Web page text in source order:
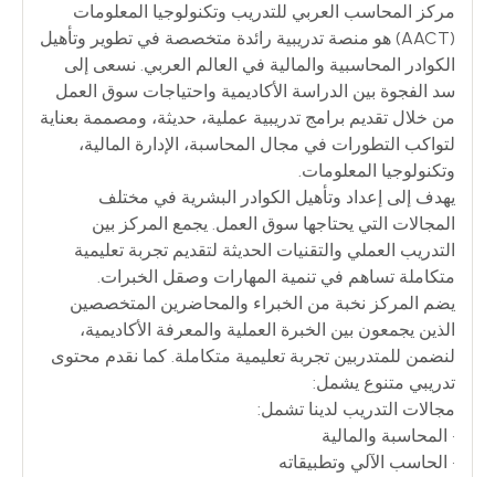
مركز المحاسب العربي للتدريب وتكنولوجيا المعلومات
(AACT) هو منصة تدريبية رائدة متخصصة في تطوير وتأهيل
الكوادر المحاسبية والمالية في العالم العربي. نسعى إلى
سد الفجوة بين الدراسة الأكاديمية واحتياجات سوق العمل
من خلال تقديم برامج تدريبية عملية، حديثة، ومصممة بعناية
لتواكب التطورات في مجال المحاسبة، الإدارة المالية،
وتكنولوجيا المعلومات.
يهدف إلى إعداد وتأهيل الكوادر البشرية في مختلف
المجالات التي يحتاجها سوق العمل. يجمع المركز بين
التدريب العملي والتقنيات الحديثة لتقديم تجربة تعليمية
متكاملة تساهم في تنمية المهارات وصقل الخبرات.
يضم المركز نخبة من الخبراء والمحاضرين المتخصصين
الذين يجمعون بين الخبرة العملية والمعرفة الأكاديمية،
لنضمن للمتدربين تجربة تعليمية متكاملة. كما نقدم محتوى
تدريبي متنوع يشمل:
مجالات التدريب لدينا تشمل:
• المحاسبة والمالية
• الحاسب الآلي وتطبيقاته